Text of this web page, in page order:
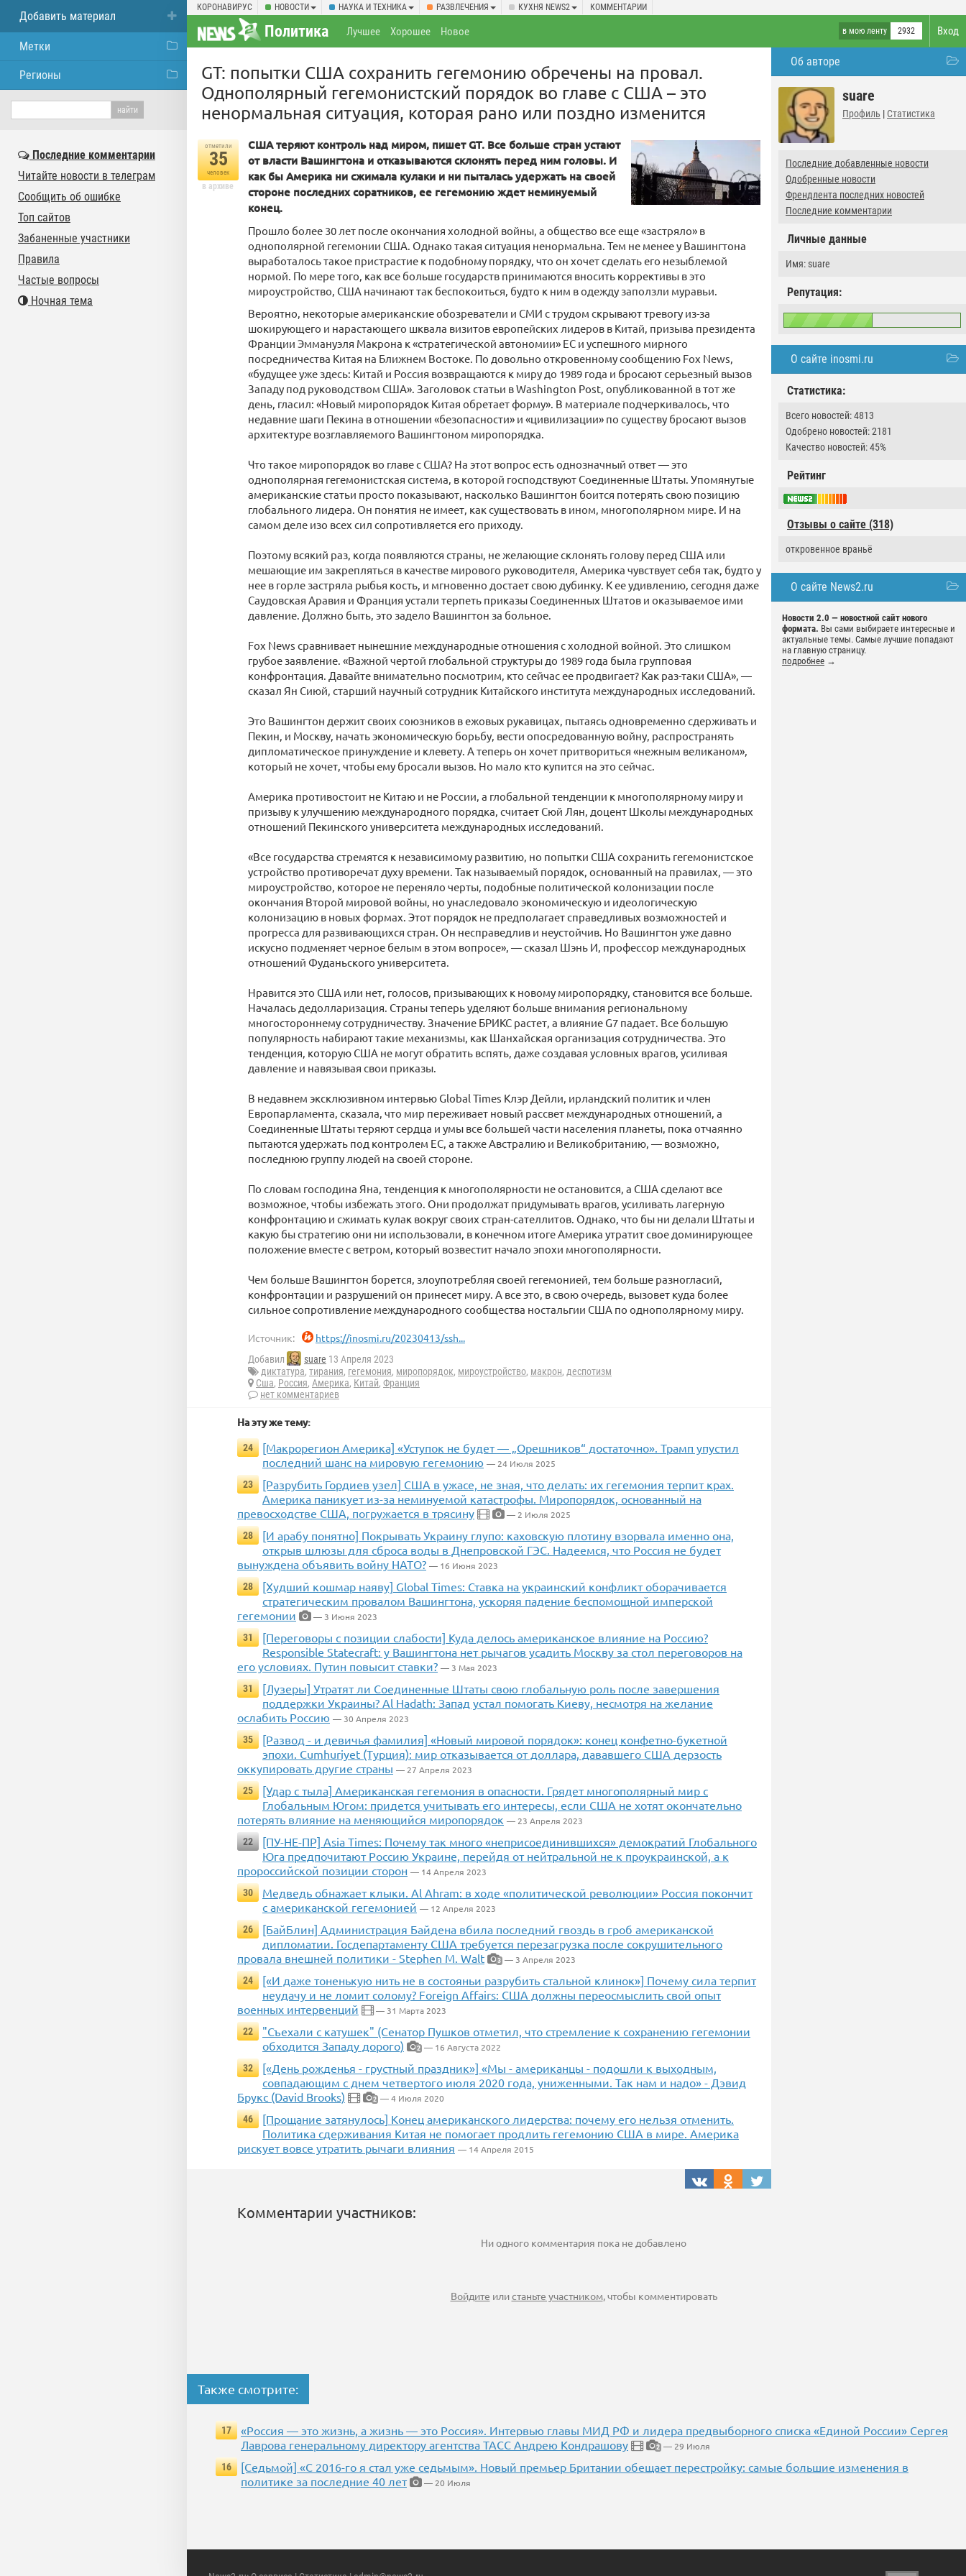
КОРОНАВИРУС НОВОСТИ НАУКА И ТЕХНИКА РАЗВЛЕЧЕНИЯ КУХНЯ NEWS2 КОММЕНТАРИИ
Вход
Политика в мою ленту 2932
Лучшее Хорошее Новое
Об авторе
suare
Профиль | Статистика
Последние добавленные новости
Одобренные новости
Френдлента последних новостей
Последние комментарии
Личные данные
Имя: suare
Репутация:
О сайте inosmi.ru
Статистика:
Всего новостей: 4813
Одобрено новостей: 2181
Качество новостей: 45%
Рейтинг
Отзывы о сайте (318)
откровенное враньё
О сайте News2.ru
Новости 2.0 — новостной сайт нового
формата. Вы сами выбираете интересные и
актуальные темы. Самые лучшие попадают
на главную страницу.
подробнее →
GT: попытки США сохранить гегемонию обречены на провал.
Однополярный гегемонистский порядок во главе с США – это
ненормальная ситуация, которая рано или поздно изменится
отметили
35
человек
в архиве
США теряют контроль над миром, пишет GT. Все больше стран устают
от власти Вашингтона и отказываются склонять перед ним головы. И
как бы Америка ни сжимала кулаки и ни пыталась удержать на своей
стороне последних соратников, ее гегемонию ждет неминуемый
конец.
Прошло более 30 лет после окончания холодной войны, а общество все еще «застряло» в
однополярной гегемонии США. Однако такая ситуация ненормальна. Тем не менее у Вашингтона
выработалось такое пристрастие к подобному порядку, что он хочет сделать его незыблемой
нормой. По мере того, как все больше государств принимаются вносить коррективы в это
мироустройство, США начинают так беспокоиться, будто к ним в одежду заползли муравьи.
Вероятно, некоторые американские обозреватели и СМИ с трудом скрывают тревогу из-за
шокирующего и нарастающего шквала визитов европейских лидеров в Китай, призыва президента
Франции Эммануэля Макрона к «стратегической автономии» ЕС и успешного мирного
посредничества Китая на Ближнем Востоке. По довольно откровенному сообщению Fox News,
«будущее уже здесь: Китай и Россия возвращаются к миру до 1989 года и бросают серьезный вызов
Западу под руководством США». Заголовок статьи в Washington Post, опубликованной в тот же
день, гласил: «Новый миропорядок Китая обретает форму». В материале подчеркивалось, что
недавние шаги Пекина в отношении «безопасности» и «цивилизации» по существу бросают вызов
архитектуре возглавляемого Вашингтоном миропорядка.
Что такое миропорядок во главе с США? На этот вопрос есть однозначный ответ — это
однополярная гегемонистская система, в которой господствуют Соединенные Штаты. Упомянутые
американские статьи просто показывают, насколько Вашингтон боится потерять свою позицию
глобального лидера. Он понятия не имеет, как существовать в ином, многополярном мире. И на
самом деле изо всех сил сопротивляется его приходу.
Поэтому всякий раз, когда появляются страны, не желающие склонять голову перед США или
мешающие им закрепляться в качестве мирового руководителя, Америка чувствует себя так, будто у
нее в горле застряла рыбья кость, и мгновенно достает свою дубинку. К ее удивлению, сегодня даже
Саудовская Аравия и Франция устали терпеть приказы Соединенных Штатов и оказываемое ими
давление. Должно быть, это задело Вашингтон за больное.
Fox News сравнивает нынешние международные отношения с холодной войной. Это слишком
грубое заявление. «Важной чертой глобальной структуры до 1989 года была групповая
конфронтация. Давайте внимательно посмотрим, кто сейчас ее продвигает? Как раз-таки США», —
сказал Ян Сиюй, старший научный сотрудник Китайского института международных исследований.
Это Вашингтон держит своих союзников в ежовых рукавицах, пытаясь одновременно сдерживать и
Пекин, и Москву, начать экономическую борьбу, вести опосредованную войну, распространять
дипломатическое принуждение и клевету. А теперь он хочет притвориться «нежным великаном»,
который не хочет, чтобы ему бросали вызов. Но мало кто купится на это сейчас.
Америка противостоит не Китаю и не России, а глобальной тенденции к многополярному миру и
призыву к улучшению международного порядка, считает Сюй Лян, доцент Школы международных
отношений Пекинского университета международных исследований.
«Все государства стремятся к независимому развитию, но попытки США сохранить гегемонистское
устройство противоречат духу времени. Так называемый порядок, основанный на правилах, — это
мироустройство, которое не переняло черты, подобные политической колонизации после
окончания Второй мировой войны, но унаследовало экономическую и идеологическую
колонизацию в новых формах. Этот порядок не предполагает справедливых возможностей и
прогресса для развивающихся стран. Он несправедлив и неустойчив. Но Вашингтон уже давно
искусно подменяет черное белым в этом вопросе», — сказал Шэнь И, профессор международных
отношений Фуданьского университета.
Нравится это США или нет, голосов, призывающих к новому миропорядку, становится все больше.
Началась дедолларизация. Страны теперь уделяют больше внимания региональному
многостороннему сотрудничеству. Значение БРИКС растет, а влияние G7 падает. Все большую
популярность набирают такие механизмы, как Шанхайская организация сотрудничества. Это
тенденция, которую США не могут обратить вспять, даже создавая условных врагов, усиливая
давление и навязывая свои приказы.
В недавнем эксклюзивном интервью Global Times Клэр Дейли, ирландский политик и член
Европарламента, сказала, что мир переживает новый рассвет международных отношений, а
Соединенные Штаты теряют сердца и умы все большей части населения планеты, пока отчаянно
пытаются удержать под контролем ЕС, а также Австралию и Великобританию, — возможно,
последнюю группу людей на своей стороне.
По словам господина Яна, тенденция к многополярности не остановится, а США сделают все
возможное, чтобы избежать этого. Они продолжат придумывать врагов, усиливать лагерную
конфронтацию и сжимать кулак вокруг своих стран-сателлитов. Однако, что бы ни делали Штаты и
какую бы стратегию они ни использовали, в конечном итоге Америка утратит свое доминирующее
положение вместе с ветром, который возвестит начало эпохи многополярности.
Чем больше Вашингтон борется, злоупотребляя своей гегемонией, тем больше разногласий,
конфронтации и разрушений он принесет миру. А все это, в свою очередь, вызовет куда более
сильное сопротивление международного сообщества ностальгии США по однополярному миру.
Источник: https://inosmi.ru/20230413/ssh...
Добавил suare 13 Апреля 2023
диктатура, тирания, гегемония, миропорядок, мироустройство, макрон, деспотизм
Сша, Россия, Америка, Китай, Франция
нет комментариев
На эту же тему:
24
[Макрорегион Америка] «Уступок не будет — „Орешников“ достаточно». Трамп упустил
последний шанс на мировую гегемонию — 24 Июля 2025
23
[Разрубить Гордиев узел] США в ужасе, не зная, что делать: их гегемония терпит крах.
Америка паникует из-за неминуемой катастрофы. Миропорядок, основанный на
превосходстве США, погружается в трясину
— 2 Июля 2025
28
[И арабу понятно] Покрывать Украину глупо: каховскую плотину взорвала именно она,
открыв шлюзы для сброса воды в Днепровской ГЭС. Надеемся, что Россия не будет
вынуждена объявить войну НАТО? — 16 Июня 2023
28
[Худший кошмар наяву] Global Times: Ставка на украинский конфликт оборачивается
стратегическим провалом Вашингтона, ускоряя падение беспомощной имперской
гегемонии
— 3 Июня 2023
31
[Переговоры с позиции слабости] Куда делось американское влияние на Россию?
Responsible Statecraft: у Вашингтона нет рычагов усадить Москву за стол переговоров на
его условиях. Путин повысит ставки? — 3 Мая 2023
31
[Лузеры] Утратят ли Соединенные Штаты свою глобальную роль после завершения
поддержки Украины? Al Hadath: Запад устал помогать Киеву, несмотря на желание
ослабить Россию — 30 Апреля 2023
35
[Развод - и девичья фамилия] «Новый мировой порядок»: конец конфетно-букетной
эпохи. Cumhuriyet (Турция): мир отказывается от доллара, дававшего США дерзость
оккупировать другие страны — 27 Апреля 2023
25
[Удар с тыла] Американская гегемония в опасности. Грядет многополярный мир с
Глобальным Югом: придется учитывать его интересы, если США не хотят окончательно
потерять влияние на меняющийся миропорядок — 23 Апреля 2023
22
[ПУ-НЕ-ПР] Asia Times: Почему так много «неприсоединившихся» демократий Глобального
Юга предпочитают Россию Украине, перейдя от нейтральной не к проукраинской, а к
пророссийской позиции сторон — 14 Апреля 2023
30
Медведь обнажает клыки. Al Ahram: в ходе «политической революции» Россия покончит
с американской гегемонией — 12 Апреля 2023
26
[БайБлин] Администрация Байдена вбила последний гвоздь в гроб американской
дипломатии. Госдепартаменту США требуется перезагрузка после сокрушительного
провала внешней политики - Stephen M. Walt
3 — 3 Апреля 2023
24
[«И даже тоненькую нить не в состояньи разрубить стальной клинок»] Почему сила терпит
неудачу и не ломит солому? Foreign Affairs: США должны переосмыслить свой опыт
военных интервенций
— 31 Марта 2023
22
"Съехали с катушек" (Сенатор Пушков отметил, что стремление к сохранению гегемонии
обходится Западу дорого)
2 — 16 Августа 2022
32
[«День рожденья - грустный праздник»] «Мы - американцы - подошли к выходным,
совпадающим с днем четвертого июля 2020 года, униженными. Так нам и надо» - Дэвид
Брукс (David Brooks)
2 — 4 Июля 2020
46
[Прощание затянулось] Конец американского лидерства: почему его нельзя отменить.
Политика сдерживания Китая не помогает продлить гегемонию США в мире. Америка
рискует вовсе утратить рычаги влияния — 14 Апреля 2015
Комментарии участников:
Ни одного комментария пока не добавлено
Войдите илистаньте участником, чтобы комментировать
Также смотрите:
17
«Россия — это жизнь, а жизнь — это Россия». Интервью главы МИД РФ и лидера предвыборного списка «Единой России» Сергея
Лаврова генеральному директору агентства ТАСС Андрею Кондрашову
2 — 29 Июля
16
[Седьмой] «С 2016-го я стал уже седьмым». Новый премьер Британии обещает перестройку: самые большие изменения в
политике за последние 40 лет
— 20 Июля
Добавить материал
Метки
Регионы
Последние комментарии
Читайте новости в телеграм
Сообщить об ошибке
Топ сайтов
Забаненные участники
Правила
Частые вопросы
Ночная тема